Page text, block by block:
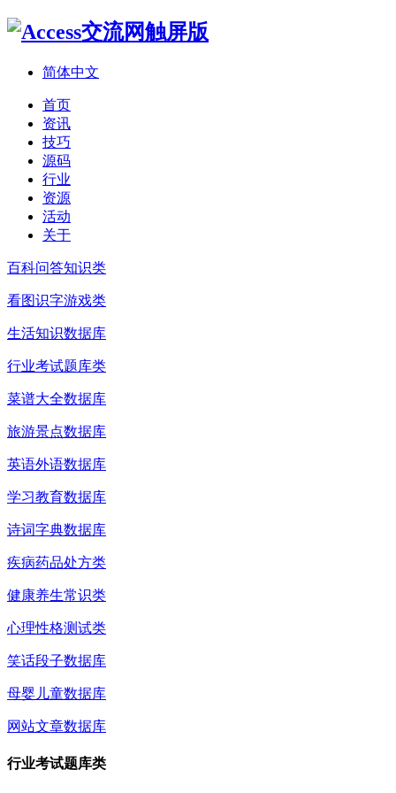
简体中文
首页
资讯
技巧
源码
行业
资源
活动
关于
百科问答知识类
看图识字游戏类
生活知识数据库
行业考试题库类
菜谱大全数据库
旅游景点数据库
英语外语数据库
学习教育数据库
诗词字典数据库
疾病药品处方类
健康养生常识类
心理性格测试类
笑话段子数据库
母婴儿童数据库
网站文章数据库
行业考试题库类